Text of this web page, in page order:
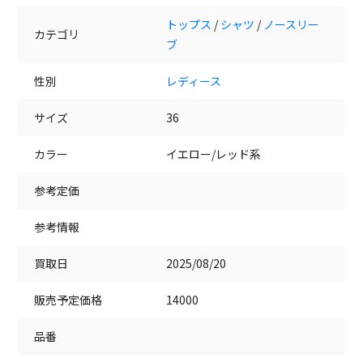
カテゴリ
トップス /シャツ / ノースリー
ブ
性別 レディース
サイズ 36
カラー イエロー/レッド系
参考定価
参考情報
買取日 2025/08/20
販売予定価格 14000
品番